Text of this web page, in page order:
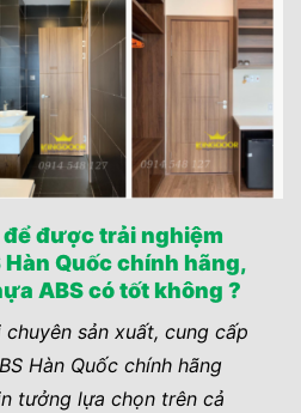
được trải nghiệm
Quốc chính hãng,
ABS có tốt không ?
sản xuất, cung cấp
Hàn Quốc chính hãng
tưởng lựa chọn trên cả